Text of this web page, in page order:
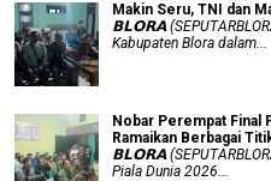
Makin Seru, TNI dan
𝗕𝗟𝗢𝗥𝗔
Kabupaten Blora dalam...
Nobar Perempat Final
Ramaikan Berbagai
𝗕𝗟𝗢𝗥𝗔
Piala Dunia 2026...